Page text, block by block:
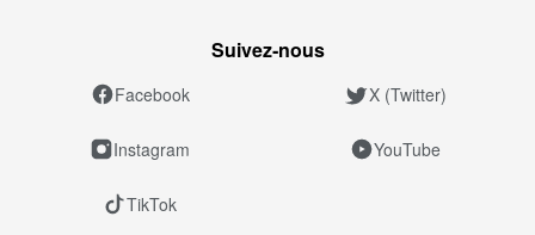
Suivez‑nous
Facebook X (Twitter)
Instagram YouTube
TikTok